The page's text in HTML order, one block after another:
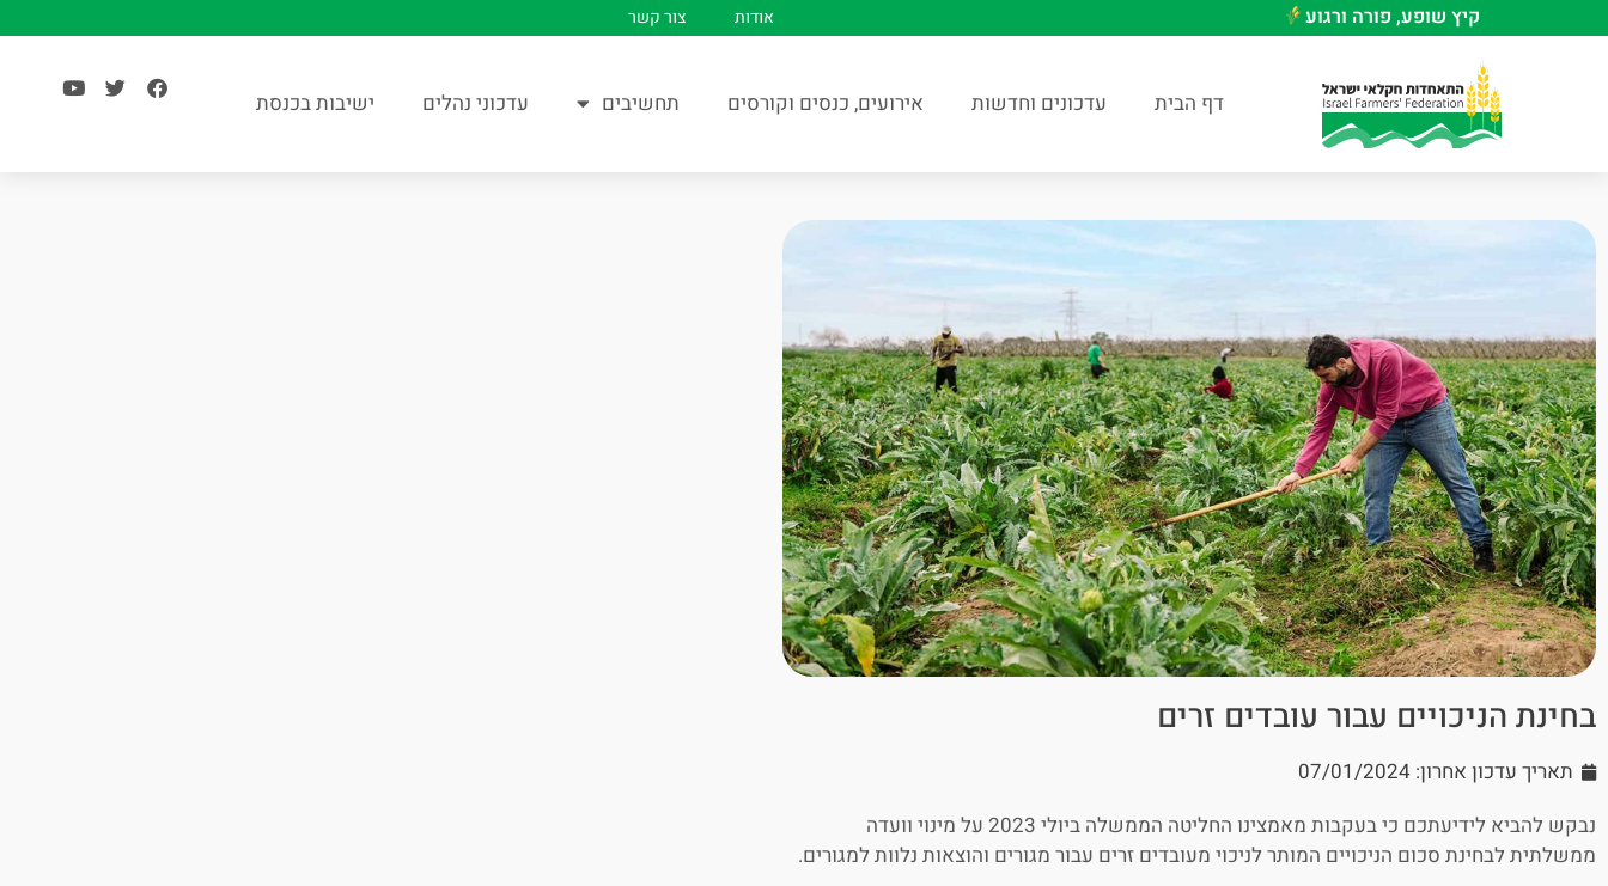
קיץ שופע, פורה ורגוע אודות צור קשר
דף הבית עדכונים וחדשות אירועים, כנסים וקורסים תחשיבים עדכוני נהלים ישיבות בכנסת
בחינת הניכויים עבור עובדים זרים
תאריך עדכון אחרון: 07/01/2024
נבקש להביא לידיעתכם כי בעקבות מאמצינו החליטה הממשלה ביולי 2023 על מינוי וועדה
ממשלתית לבחינת סכום הניכויים המותר לניכוי מעובדים זרים עבור מגורים והוצאות נלוות למגורים.